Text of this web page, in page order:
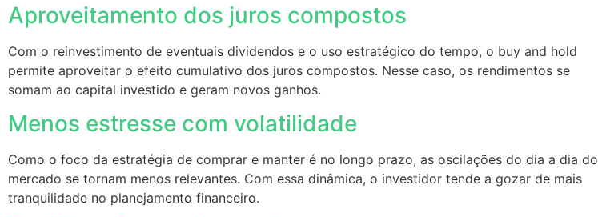
Aproveitamento dos juros compostos
Com o reinvestimento de eventuais dividendos e o uso estratégico do tempo, o buy and hold
permite aproveitar o efeito cumulativo dos juros compostos. Nesse caso, os rendimentos se
somam ao capital investido e geram novos ganhos.
Menos estresse com volatilidade
Como o foco da estratégia de comprar e manter é no longo prazo, as oscilações do dia a dia do
mercado se tornam menos relevantes. Com essa dinâmica, o investidor tende a gozar de mais
tranquilidade no planejamento financeiro.